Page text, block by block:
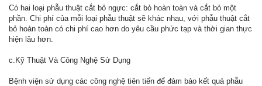
Có hai loại phẫu thuật cắt bỏ ngực: cắt bỏ hoàn toàn và cắt bỏ một
phần. Chi phí của mỗi loại phẫu thuật sẽ khác nhau, với phẫu thuật cắt
bỏ hoàn toàn có chi phí cao hơn do yêu cầu phức tạp và thời gian thực
hiện lâu hơn.
c.Kỹ Thuật Và Công Nghệ Sử Dụng
Bệnh viện sử dụng các công nghệ tiên tiến để đảm bảo kết quả phẫu